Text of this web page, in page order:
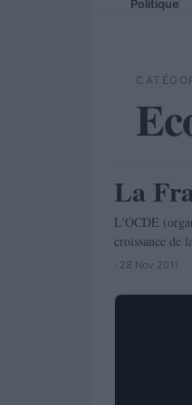
Politique
ECONOMIE
La
L'OCDE
croissance de
· 28 Nov 2011